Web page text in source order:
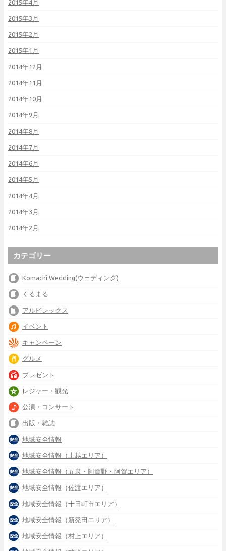
2015年4月
2015年3月
2015年2月
2015年1月
2014年12月
2014年11月
2014年10月
2014年9月
2014年8月
2014年7月
2014年6月
2014年5月
2014年4月
2014年3月
2014年2月
カテゴリー
Komachi Wedding(ウェディング)
くるまる
アルビレックス
イベント
キャンペーン
グルメ
プレゼント
レジャー・観光
公演・コンサート
出版・雑誌
地域安全情報
地域安全情報（上越エリア）
地域安全情報（五泉・阿賀野・阿賀エリア）
地域安全情報（佐渡エリア）
地域安全情報（十日町市エリア）
地域安全情報（新発田エリア）
地域安全情報（村上エリア）